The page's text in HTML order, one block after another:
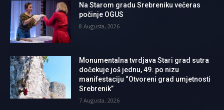
Na Starom gradu Srebreniku večeras
počinje OGUS
8 Augusta, 2026
Monumentalna tvrdjava Stari grad sutra
dočekuje još jednu, 49. po nizu
manifestaciju “Otvoreni grad umjetnosti
Srebrenik”
7 Augusta, 2026